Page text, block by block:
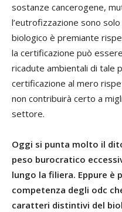
sostanze cancerogene,
l’eutrofizzazione sono
biologico è premiante
la certificazione può
ricadute ambientali di tale
certificazione al mero
non contribuirà certo a
settore.
Oggi si punta molto il
peso burocratico
lungo la filiera. Eppure è
competenza degli odc
caratteri distintivi del